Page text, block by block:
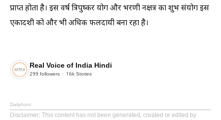
प्राप्त होता है। इस वर्ष त्रिपुष्कर योग और भरणी नक्षत्र का शुभ संयोग इस
एकादशी को और भी अधिक फलदायी बना रहा है।
Real Voice of India Hindi
299 followers 16k Stories
Dailyhunt
Disclaimer: This content has not been generated, created or edited by